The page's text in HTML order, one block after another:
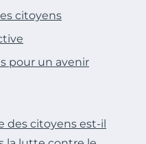
citoyens
pour un avenir
des citoyens est-il